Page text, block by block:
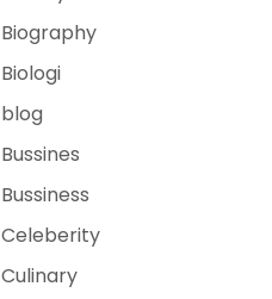
Biography
Biologi
blog
Bussines
Bussiness
Celeberity
Culinary